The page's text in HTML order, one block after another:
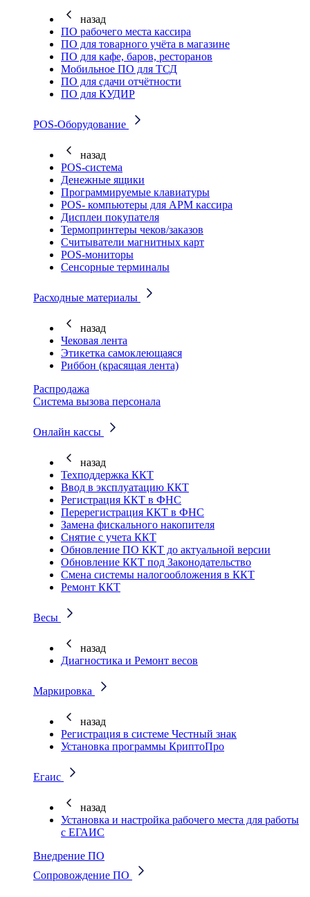
назад
ПО рабочего места кассира
ПО для товарного учёта в магазине
ПО для кафе, баров, ресторанов
Мобильное ПО для ТСД
ПО для сдачи отчётности
ПО для КУДИР
POS-Оборудование
назад
POS-система
Денежные ящики
Программируемые клавиатуры
POS- компьютеры для АРМ кассира
Дисплеи покупателя
Термопринтеры чеков/заказов
Считыватели магнитных карт
POS-мониторы
Сенсорные терминалы
Расходные материалы
назад
Чековая лента
Этикетка самоклеющаяся
Риббон (красящая лента)
Распродажа
Система вызова персонала
Онлайн кассы
назад
Техподдержка ККТ
Ввод в эксплуатацию ККТ
Регистрация ККТ в ФНС
Перерегистрация ККТ в ФНС
Замена фискального накопителя
Снятие с учета ККТ
Обновление ПО ККТ до актуальной версии
Обновление ККТ под Законодательство
Смена системы налогообложения в ККТ
Ремонт ККТ
Весы
назад
Диагностика и Ремонт весов
Маркировка
назад
Регистрация в системе Честный знак
Установка программы КриптоПро
Егаис
назад
Установка и настройка рабочего места для работы
с ЕГАИС
Внедрение ПО
Сопровождение ПО